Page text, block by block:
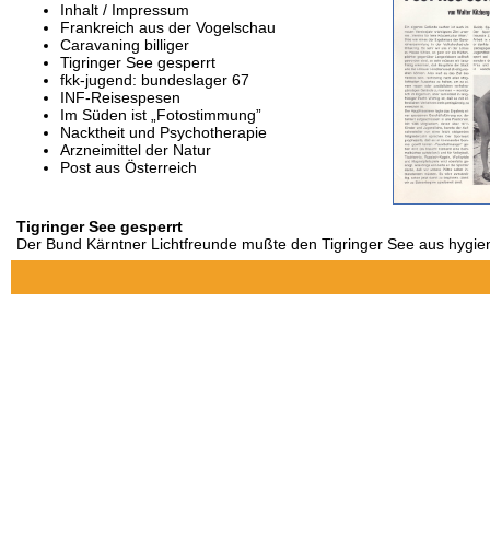
Inhalt / Impressum
Frankreich aus der Vogelschau
Caravaning billiger
Tigringer See gesperrt
fkk-jugend: bundeslager 67
INF-Reisespesen
Im Süden ist „Fotostimmung”
Nacktheit und Psychotherapie
Arzneimittel der Natur
Post aus Österreich
Tigringer See gesperrt
Der Bund Kärntner Lichtfreunde mußte den Tigringer See aus